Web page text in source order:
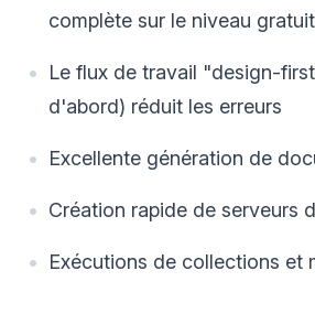
complète sur le niveau gratuit
Le flux de travail "design-
d'abord) réduit les erreurs
Excellente génération de
Création rapide de serveurs
Exécutions de collections et